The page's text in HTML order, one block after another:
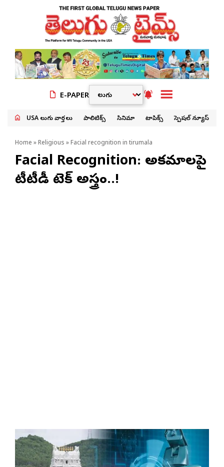
E-PAPER
USA తెలుగు వార్తలు పాలిటిక్స్ సినిమా టాపిక్స్ స్పెషల్ న్యూస్
Home » Religious » Facial recognition in tirumala
Facial Recognition: అక్రమాలపై
టీటీడీ టెక్ అస్త్రం..!